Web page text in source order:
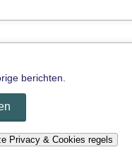
berichten.